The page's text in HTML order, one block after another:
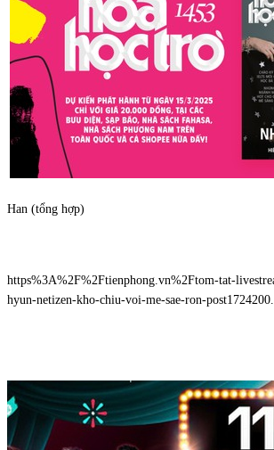
Han (tổng hợp)
https%3A%2F%2Ftienphong.vn%2Ftom-tat-
hyun-netizen-kho-chiu-voi-me-sae-ron-